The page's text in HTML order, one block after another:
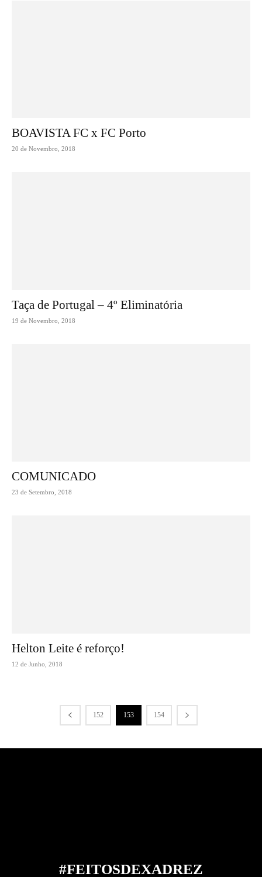
BOAVISTA FC x FC Porto
20 de Novembro, 2018
Taça de Portugal – 4º Eliminatória
19 de Novembro, 2018
COMUNICADO
23 de Setembro, 2018
Helton Leite é reforço!
12 de Junho, 2018
152 153 154
#FEITOSDEXADREZ